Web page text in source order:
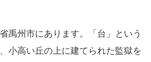
禹州市にあります。「台」という
小高い丘の上に建てられた監獄を